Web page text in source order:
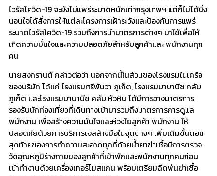
ไวรัสโควิด-19 จะยังไม่แพร่ระบาดหนักเท่ากรุงเทพฯ แต่ก็ไม่ได้นิ่ง
นอนใจได้สั่งการให้แต่ละโครงการเฝ้าระวังและป้องกันการแพร่
ระบาดไวรัสโควิด-19 รวมถึงการนำมาตรการต่างๆ มาใช้เพื่อให้
เกิดความมั่นใจและความปลอดภัยสำหรับลูกค้าและ พนักงานทุก
คน
นายสงกรานต์ กล่าวต่อว่า นอกจากนี้ในส่วนของโรงแรมในเครือ
ของบริษัท ได้แก่ โรงแรมศรีพันวา ภูเก็ต, โรงแรมบาบาบีช คลับ
ภูเก็ต และโรงแรมบาบาบีช คลับ หัวหิน ได้มีการวางมาตรการ
รองรับนักท่องเที่ยวที่เดินทางเข้ามารวมถึงมาตรการการดูแล
พนักงาน เพื่อสร้างความมั่นใจและห่วงใยลูกค้า พนักงาน ให้
ปลอดภัยด้วยการบริการเจลล้างมือในจุดต่างๆ เพิ่มเติมขั้นตอน
สุดท้ายของการทำความสะอาดทุกที่ด้วยน้ำยาฆ่าเชื้อมีการตรวจ
วัดอุณหภูมิร่างกายของลูกค้าที่เข้าพักและพนักงานทุกคนก่อน
เข้าทำงานด้วยเครื่องเทอร์โมสแกน พร้อมเตรียมฉีดพ่นฆ่าเชื้อ